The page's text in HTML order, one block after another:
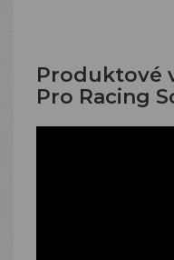
Produktové
Pro Racing